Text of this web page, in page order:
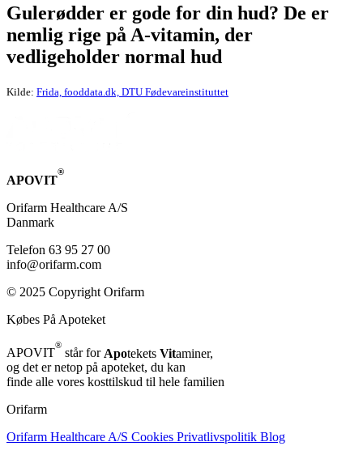
Gulerødder er gode for din hud? De er
nemlig rige på A-vitamin, der
vedligeholder normal hud
Kilde: Frida, fooddata.dk, DTU Fødevareinstituttet
APOVIT
®
Orifarm Healthcare A/S
Danmark
Telefon 63 95 27 00
info@orifarm.com
© 2025 Copyright Orifarm
Købes På Apoteket
APOVIT
®
står for Apotekets Vitaminer,
og det er netop på apoteket, du kan
finde alle vores kosttilskud til hele familien
Orifarm
Orifarm Healthcare A/S Cookies Privatlivspolitik Blog